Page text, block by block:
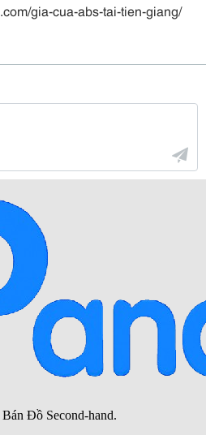
gia-cua-abs-tai-tien-giang/